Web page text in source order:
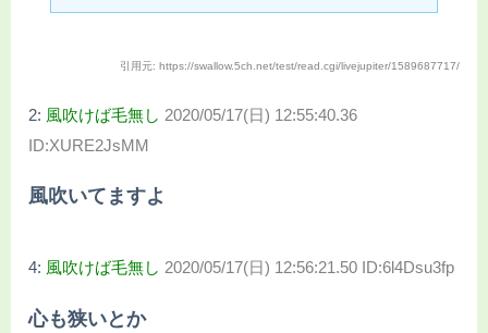
引用元: https://swallow.5ch.net/test/read.cgi/livejupiter/1589687717/
2: 風吹けば毛無し 2020/05/17(日) 12:55:40.36
ID:XURE2JsMM
風吹いてますよ
4: 風吹けば毛無し 2020/05/17(日) 12:56:21.50 ID:6l4Dsu3fp
心も狭いとか